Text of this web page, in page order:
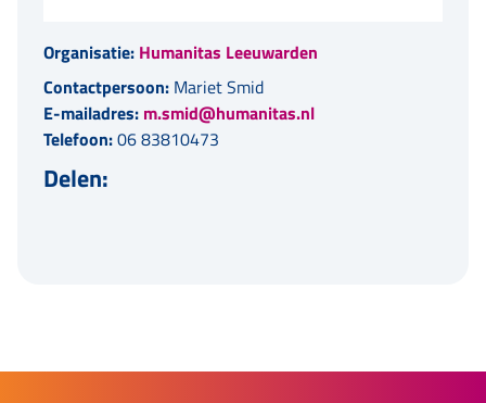
Organisatie: Humanitas Leeuwarden
Contactpersoon: Mariet Smid
E-mailadres: m.smid@humanitas.nl
Telefoon:06 83810473
Delen: